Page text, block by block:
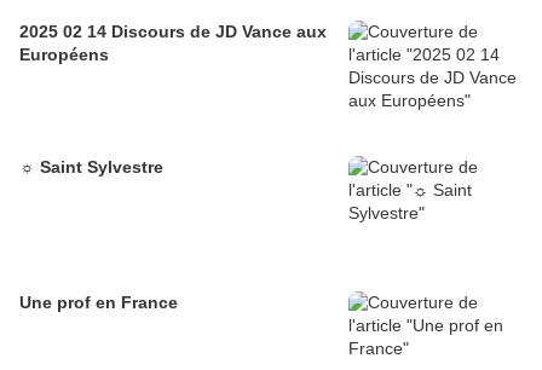
2025 02 14 Discours de JD Vance aux
Européens
☼ Saint Sylvestre
Une prof en France